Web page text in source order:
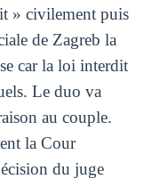
» civilement puis
de Zagreb la
car la loi interdit
Le duo va
au couple.
la Cour
du juge